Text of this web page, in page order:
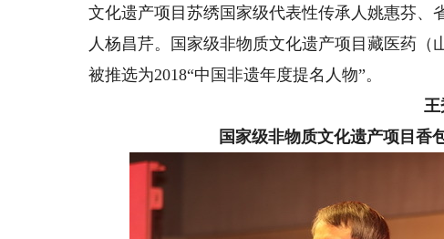
文化遗产项目苏绣国家级代表性传承人姚惠芬
人杨昌芹。国家级非物质文化遗产项目藏医药（
被推选为2018“中国非遗年度提名人物”。
王
国家级非物质文化遗产项目香